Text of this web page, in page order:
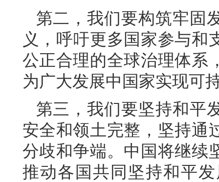
第二，我们要构筑牢固
义，呼吁更多国家参与和
公正合理的全球治理体系
为广大发展中国家实现可
第三，我们要坚持和平
安全和领土完整，坚持通
分歧和争端。中国将继续
推动各国共同坚持和平